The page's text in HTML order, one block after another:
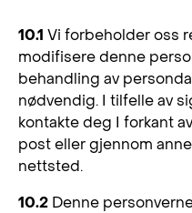
10.1 Vi forbeholder oss
modifisere denne
behandling av
nødvendig. I tilfelle av
kontakte deg I forkant
post eller gjennom
nettsted.
10.2 Denne